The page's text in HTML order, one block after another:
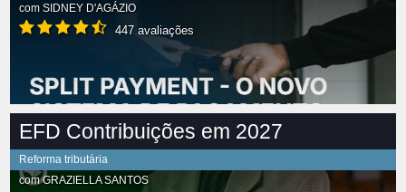
com SIDNEY D'AGÁZIO
447 avaliações
EFD Contribuições em 2027
Reforma tributária
comGRAZIELLA SANTOS